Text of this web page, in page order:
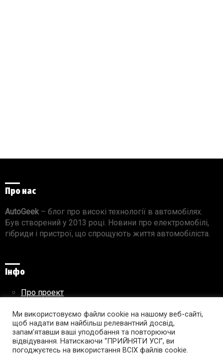
Про нас
AutoGeek– блог про високі технології в автомобілях.
Був створений у 2013 році. Новини про електромобілі,
гібриди і пристрої, що спрощують життя автомобіліста.
Інфо
Про проект
Правила використання матеріалів
Підпишись на AutoGeek!
Ми використовуємо файли cookie на нашому веб-сайті,
щоб надати вам найбільш релевантний досвід,
запам’ятавши ваші уподобання та повторюючи
відвідування. Натискаючи “ПРИЙНЯТИ УСІ”, ви
погоджуєтесь на використання ВСІХ файлів cookie.